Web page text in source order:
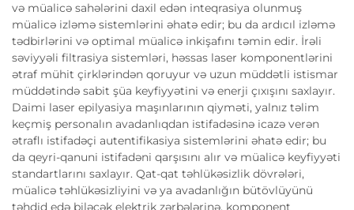
və müalicə sahələrini daxil edən inteqrasiya olunmuş
müalicə izləmə sistemlərini əhatə edir; bu da ardıcıl izləmə
tədbirlərini və optimal müalicə inkişafını təmin edir. İrəli
səviyyəli filtrasiya sistemləri, həssas laser komponentlərini
ətraf mühit çirklərindən qoruyur və uzun müddətli istismar
müddətində sabit şüa keyfiyyətini və enerji çıxışını saxlayır.
Daimi laser epilyasiya maşınlarının qiyməti, yalnız təlim
keçmiş personalın avadanlıqdan istifadəsinə icazə verən
ətraflı istifadəçi autentifikasiya sistemlərini əhatə edir; bu
da qeyri-qanuni istifadəni qarşısını alır və müalicə keyfiyyəti
standartlarını saxlayır. Qat-qat təhlükəsizlik dövrələri,
müalicə təhlükəsizliyini və ya avadanlığın bütövlüyünü